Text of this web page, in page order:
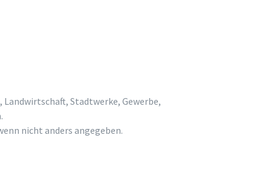
Stadtwerke, Gewerbe,
nicht anders angegeben.